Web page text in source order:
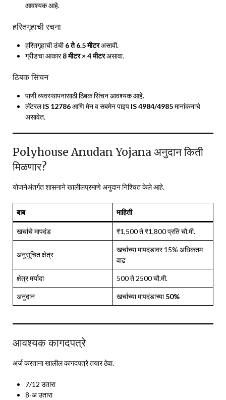
आवश्यक आहे.
हरितगृहाची रचना
हरितगृहाची उंची6 ते 6.5 मीटरअसावी.
ग्रीडचा आकार8 मीटर × 4 मीटरअसावा.
ठिबक सिंचन
पाणी व्यवस्थापनासाठी ठिबक सिंचन आवश्यक आहे.
लॅटरलIS 12786आणि मेन व सबमेन पाइप IS 4984/4985मानांकनाचे
असावेत.
Polyhouse Anudan Yojana अनुदान किती
मिळणार?
योजनेअंतर्गत शासनाने खालीलप्रमाणे अनुदान निश्चित केले आहे.
बाब माहिती
खर्चाचे मापदंड ₹1,500 ते ₹1,800 प्रति चौ.मी.
अनुसूचित क्षेत्र
खर्चाच्या मापदंडावर 15% अधिकतम
वाढ
क्षेत्र मर्यादा 500 ते 2500 चौ.मी.
अनुदान खर्चाच्या मापदंडाच्या50%
आवश्यक कागदपत्रे
अर्ज करताना खालील कागदपत्रे तयार ठेवा.
7/12 उतारा
8-अ उतारा